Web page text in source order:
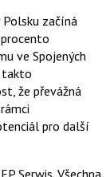
začíná
ve Spojených
takto
že převážná
pro další